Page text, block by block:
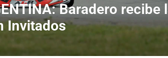
Horarios para la